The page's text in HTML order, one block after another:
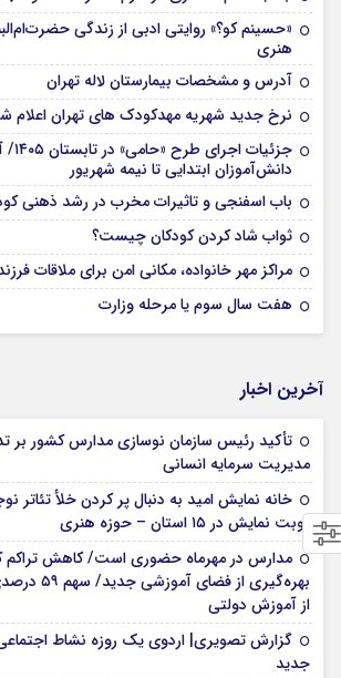
«حسینم کو؟» روایتی ادبی از زندگی
هنری
آدرس و مشخصات بیمارستان لاله تهران
نرخ جدید شهریه مهدکودک های تهران
دانش‌آموزان ابتدایی تا نیمه شهریور
باب اسفنجی و تاثیرات مخرب در رشد ذهنی
ثواب شاد کردن کودکان چیست؟
مراکز مهر خانواده، مکانی امن برای ملاقات
هفت سال سوم یا مرحله وزارت
آخرین اخبار
تأکید رئیس سازمان نوسازی مدارس کشور بر
مدیریت سرمایه انسانی
نوبت نمایش در ۱۵ استان – حوزه هنری
مدارس در مهرماه حضوری است/ کاهش
بهره‌گیری
از آموزش دولتی
گزارش تصویری| اردوی یک روزه نشاط
جدید